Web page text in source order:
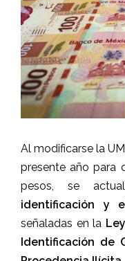
Al modificarse la
presente año para
pesos, se
identificación y
señaladas en la
Identificación de